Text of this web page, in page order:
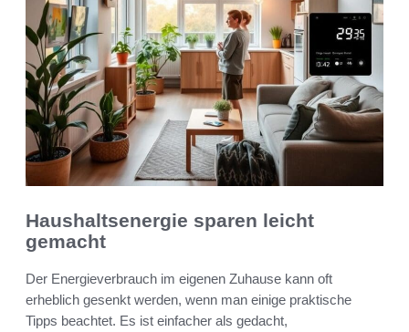
Haushaltsenergie sparen leicht
gemacht
Der Energieverbrauch im eigenen Zuhause kann oft
erheblich gesenkt werden, wenn man einige praktische
Tipps beachtet. Es ist einfacher als gedacht,